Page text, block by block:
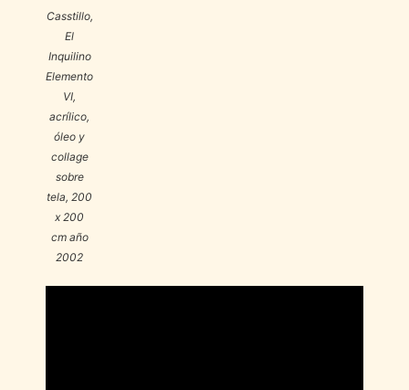
Casstillo,
El
Inquilino
Elemento
VI,
acrílico,
óleo y
collage
sobre
tela, 200
x 200
cm año
2002